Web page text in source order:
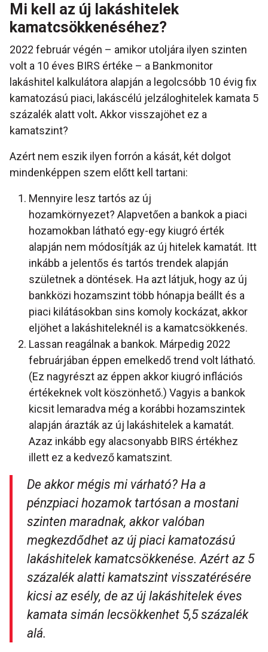
Mi kell az új lakáshitelek
kamatcsökkenéséhez?
2022 február végén – amikor utoljára ilyen szinten
volt a 10 éves BIRS értéke – a Bankmonitor
lakáshitel kalkulátora alapján a legolcsóbb 10 évig fix
kamatozású piaci, lakáscélú jelzáloghitelek kamata 5
százalék alatt volt. Akkor visszajöhet ez a
kamatszint?
Azért nem eszik ilyen forrón a kását, két dolgot
mindenképpen szem előtt kell tartani:
Mennyire lesz tartós az új
hozamkörnyezet? Alapvetően a bankok a piaci
hozamokban látható egy-egy kiugró érték
alapján nem módosítják az új hitelek kamatát. Itt
inkább a jelentős és tartós trendek alapján
születnek a döntések. Ha azt látjuk, hogy az új
bankközi hozamszint több hónapja beállt és a
piaci kilátásokban sins komoly kockázat, akkor
eljöhet a lakáshiteleknél is a kamatcsökkenés.
Lassan reagálnak a bankok. Márpedig 2022
februárjában éppen emelkedő trend volt látható.
(Ez nagyrészt az éppen akkor kiugró inflációs
értékeknek volt köszönhető.) Vagyis a bankok
kicsit lemaradva még a korábbi hozamszintek
alapján árazták az új lakáshitelek a kamatát.
Azaz inkább egy alacsonyabb BIRS értékhez
illett ez a kedvező kamatszint.
De akkor mégis mi várható? Ha a
pénzpiaci hozamok tartósan a mostani
szinten maradnak, akkor valóban
megkezdődhet az új piaci kamatozású
lakáshitelek kamatcsökkenése. Azért az 5
százalék alatti kamatszint visszatérésére
kicsi az esély, de az új lakáshitelek éves
kamata simán lecsökkenhet 5,5 százalék
alá.